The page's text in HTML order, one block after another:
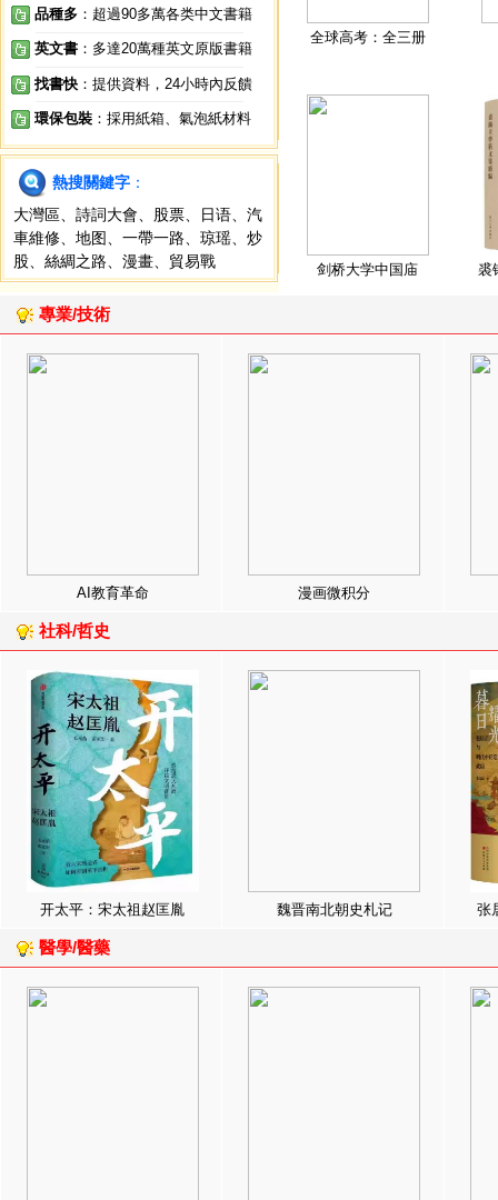
品種多 ：超過90多萬各类中文書籍
英文書 ：多達20萬種英文原版書籍
找書快 ：提供資料，24小時內反饋
環保包裝 ：採用紙箱、氣泡紙材料
熱搜關鍵字 ：
大灣區
詩詞大會 股票 日语
汽
車維修
地图 一帶一路 琼瑶
炒
股
絲綢之路 漫畫 貿易戰
全球高考：全三册
剑桥大学中国庙 裘
專業/技術
AI教育革命 漫画微积分
社科/哲史
开太平：宋太祖赵匡胤 魏晋南北朝史札记 张
醫學/醫藥